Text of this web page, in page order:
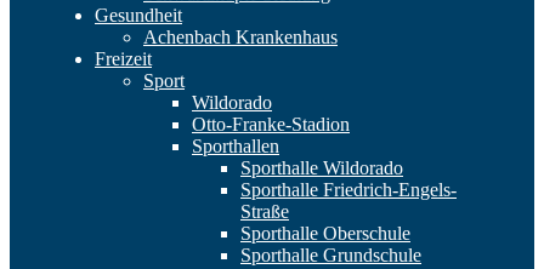
Gesundheit
Achenbach Krankenhaus
Freizeit
Sport
Wildorado
Otto-Franke-Stadion
Sporthallen
Sporthalle Wildorado
Sporthalle Friedrich-Engels-
Straße
Sporthalle Oberschule
Sporthalle Grundschule